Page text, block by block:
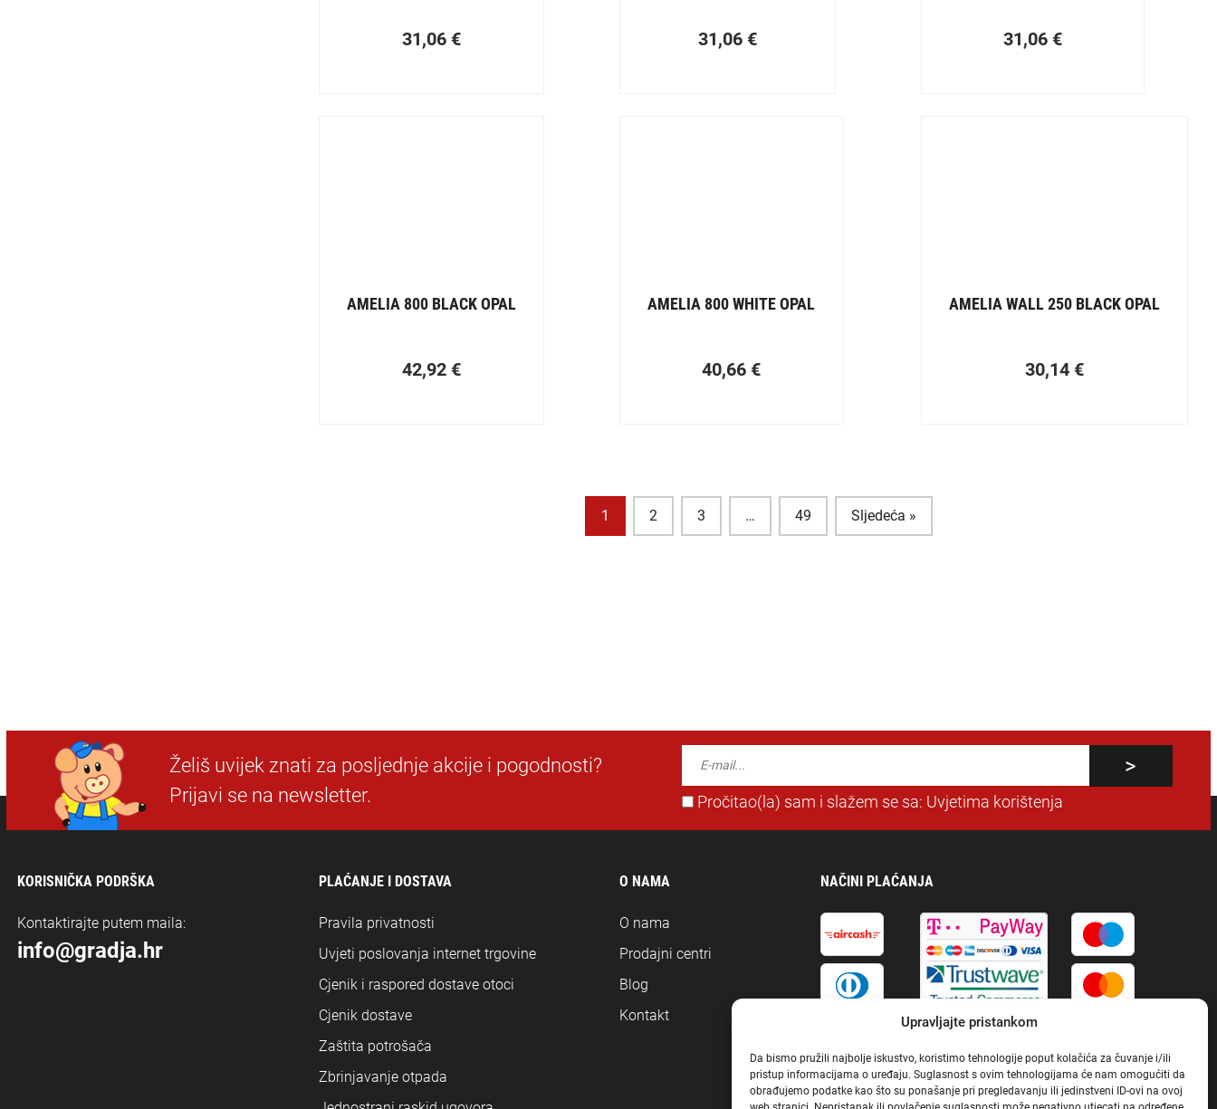
Upravljajte pristankom
Da bismo pružili najbolje iskustvo, koristimo tehnologije poput kolačića za čuvanje i/ili
pristup informacijama o uređaju. Suglasnost s ovim tehnologijama će nam omogućiti da
obrađujemo podatke kao što su ponašanje pri pregledavanju ili jedinstveni ID-ovi na ovoj
31,06 € 31,06 € 31,06 €
AMELIA 800 BLACK OPAL
42,92 €
AMELIA 800 WHITE OPAL
40,66 €
AMELIA WALL 250 BLACK OPAL
30,14 €
1 2 3 … 49 Sljedeća »
Želiš uvijek znati za posljednje akcije i pogodnosti?
Prijavi se na newsletter.
Pročitao(la) sam i slažem se sa: Uvjetima korištenja
KORISNIČKA PODRŠKA
Kontaktirajte putem maila:
info@gradja.hr
PLAĆANJE I DOSTAVA
Pravila privatnosti
Uvjeti poslovanja internet trgovine
Cjenik i raspored dostave otoci
Cjenik dostave
Zaštita potrošača
Zbrinjavanje otpada
O NAMA
O nama
Prodajni centri
Blog
Kontakt
NAČINI PLAĆANJA